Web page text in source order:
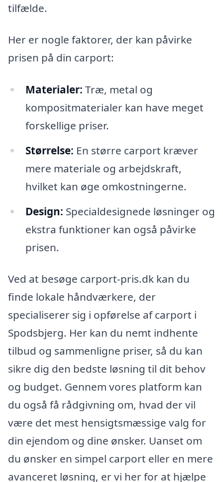
tilfælde.
Her er nogle faktorer, der kan påvirke
prisen på din carport:
Materialer: Træ, metal og
kompositmaterialer kan have meget
forskellige priser.
Størrelse: En større carport kræver
mere materiale og arbejdskraft,
hvilket kan øge omkostningerne.
Design: Specialdesignede løsninger og
ekstra funktioner kan også påvirke
prisen.
Ved at besøge carport-pris.dk kan du
finde lokale håndværkere, der
specialiserer sig i opførelse af carport i
Spodsbjerg. Her kan du nemt indhente
tilbud og sammenligne priser, så du kan
sikre dig den bedste løsning til dit behov
og budget. Gennem vores platform kan
du også få rådgivning om, hvad der vil
være det mest hensigtsmæssige valg for
din ejendom og dine ønsker. Uanset om
du ønsker en simpel carport eller en mere
avanceret løsning, er vi her for at hjælpe